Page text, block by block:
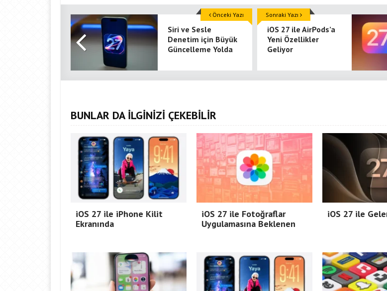
Siri ve Sesle
Denetim için Büyük
Güncelleme Yolda
Önceki Yazı
iOS 27 ile AirPods’a
Yeni Özellikler
Geliyor
Sonraki Yazı
BUNLAR DA İLGİNİZİ ÇEKEBİLİR
iOS 27 ile iPhone Kilit
Ekranında
iOS 27 ile Fotoğraflar
Uygulamasına Beklenen
iOS 27 ile